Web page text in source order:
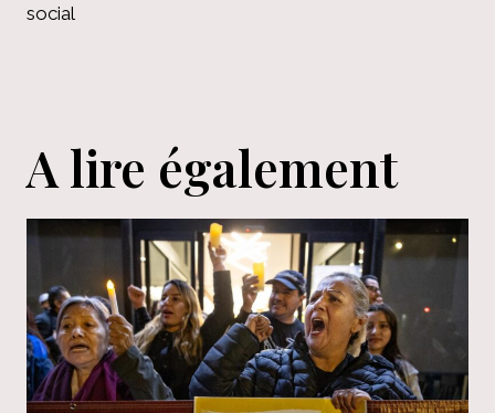
social
A lire également